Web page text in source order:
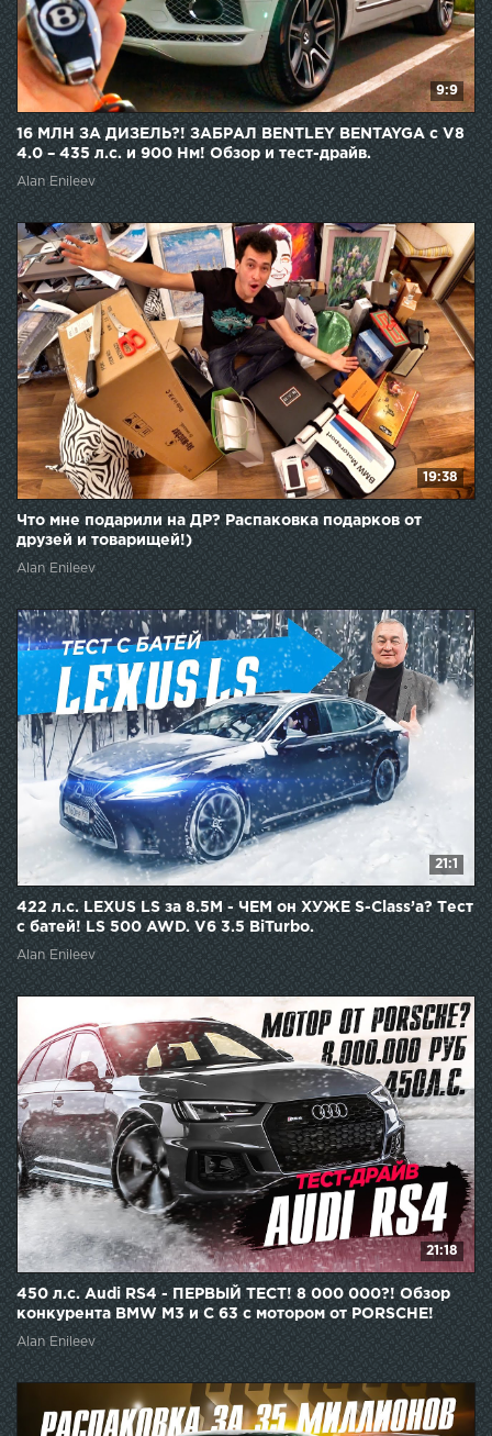
9:9
16 МЛН ЗА ДИЗЕЛЬ?! ЗАБРАЛ BENTLEY BENTAYGA с V8
4.0 – 435 л.с. и 900 Нм! Обзор и тест-драйв.
Alan Enileev
19:38
Что мне подарили на ДР? Распаковка подарков от
друзей и товарищей!)
Alan Enileev
21:1
422 л.с. LEXUS LS за 8.5М - ЧЕМ он ХУЖЕ S-Class’а? Тест
с батей! LS 500 AWD. V6 3.5 BiTurbo.
Alan Enileev
21:18
450 л.с. Audi RS4 - ПЕРВЫЙ ТЕСТ! 8 000 000?! Обзор
конкурента BMW M3 и C 63 с мотором от PORSCHE!
Alan Enileev